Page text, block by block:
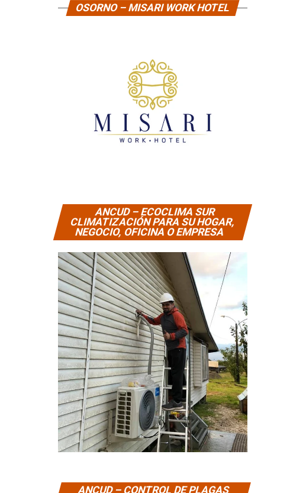
OSORNO – MISARI WORK HOTEL
ANCUD – ECOCLIMA SUR
CLIMATIZACIÓN PARA SU HOGAR,
NEGOCIO, OFICINA O EMPRESA
ANCUD – CONTROL DE PLAGAS